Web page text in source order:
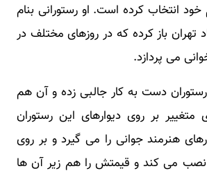
انتخاب کرده است. او رستورانی بنام
تهران باز کرده که در روزهای مختلف در
می پردازد.
رستوران دست به کار جالبی زده و آن هم
متغییر بر روی دیوارهای این رستوران
هنرمند جوانی را می گیرد و بر روی
نصب می کند و قیمتش را هم زیر آن ها